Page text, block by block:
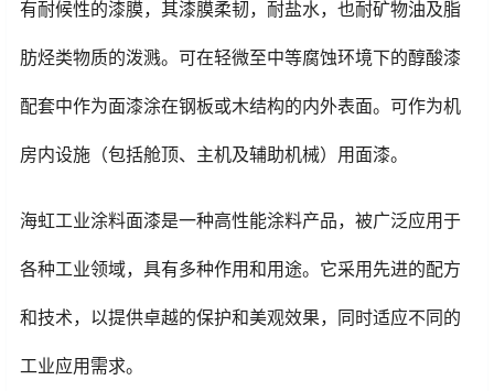
有耐候性的漆膜，其漆膜柔韧，耐盐水，也耐矿物油及脂
肪烃类物质的泼溅。可在轻微至中等腐蚀环境下的醇酸漆
配套中作为面漆涂在钢板或木结构的内外表面。可作为机
房内设施（包括舱顶、主机及辅助机械）用面漆。
海虹工业涂料面漆是一种高性能涂料产品，被广泛应用于
各种工业领域，具有多种作用和用途。它采用先进的配方
和技术，以提供卓越的保护和美观效果，同时适应不同的
工业应用需求。